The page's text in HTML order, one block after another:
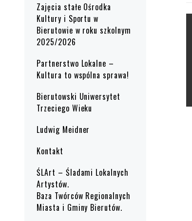
Zajęcia stałe Ośrodka
Kultury i Sportu w
Bierutowie w roku szkolnym
2025/2026
Partnerstwo Lokalne –
Kultura to wspólna sprawa!
Bierutowski Uniwersytet
Trzeciego Wieku
Ludwig Meidner
Kontakt
ŚLArt – Śladami Lokalnych
Artystów.
Baza Twórców Regionalnych
Miasta i Gminy Bierutów.